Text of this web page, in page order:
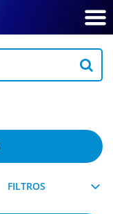
FILTROS